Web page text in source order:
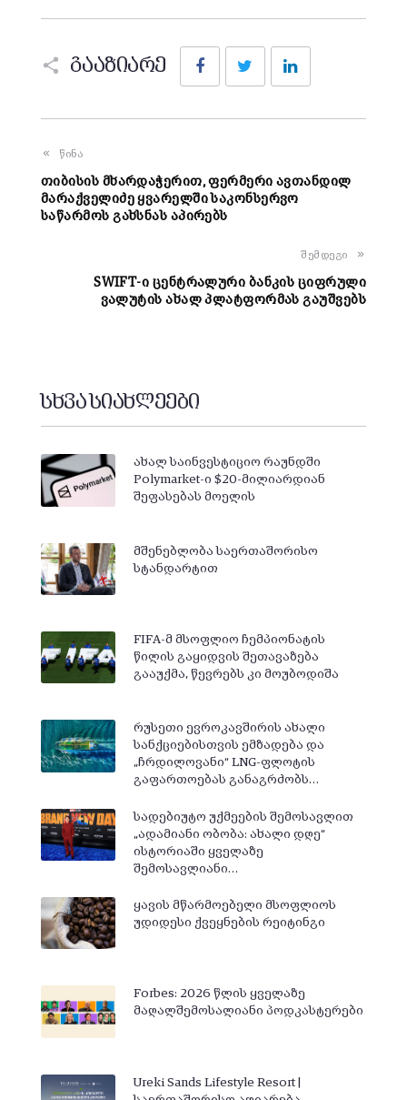
გააზიარე
FacebookTwitter
წინა
თიბისის მხარდაჭერით, ფერმერი ავთანდილ
მარაქველიძე ყვარელში საკონსერვო
საწარმოს გახსნას აპირებს
შემდეგი
SWIFT-ი ცენტრალური ბანკის ციფრული
ვალუტის ახალ პლატფორმას გაუშვებს
სხვა სიახლეები
ახალ საინვესტიციო რაუნდში
Polymarket-ი $20-მილიარდიან
შეფასებას მოელის
მშენებლობა საერთაშორისო
სტანდარტით
FIFA-მ მსოფლიო ჩემპიონატის
წილის გაყიდვის შეთავაზება
გააუქმა, წევრებს კი მოუბოდიშა
რუსეთი ევროკავშირის ახალი
სანქციებისთვის ემზადება და
„ჩრდილოვანი“ LNG-ფლოტის
გაფართოებას განაგრძობს…
სადებიუტო უქმეების შემოსავლით
„ადამიანი ობობა: ახალი დღე“
ისტორიაში ყველაზე
შემოსავლიანი…
ყავის მწარმოებელი მსოფლიოს
უდიდესი ქვეყნების რეიტინგი
Forbes: 2026 წლის ყველაზე
მაღალშემოსალიანი პოდკასტერები
Ureki Sands Lifestyle Resort |